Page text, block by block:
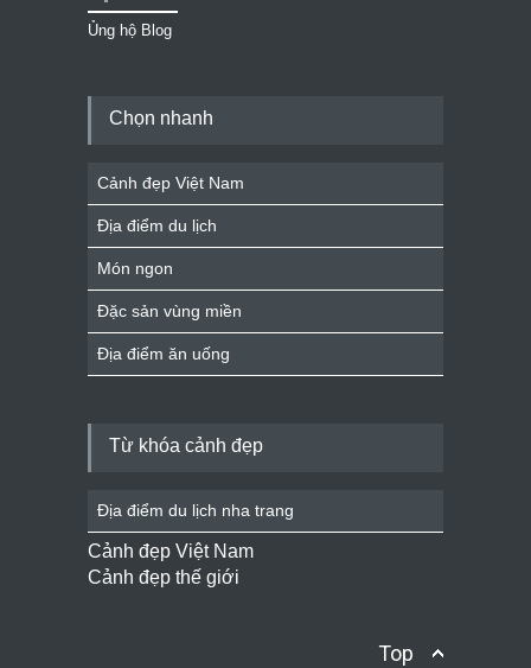
Ủng hộ Blog
Chọn nhanh
Cảnh đẹp Việt Nam
Địa điểm du lịch
Món ngon
Đặc sản vùng miền
Địa điểm ăn uống
Từ khóa cảnh đẹp
Địa điểm du lịch nha trang
Cảnh đẹp Việt Nam
Cảnh đẹp thế giới
Top